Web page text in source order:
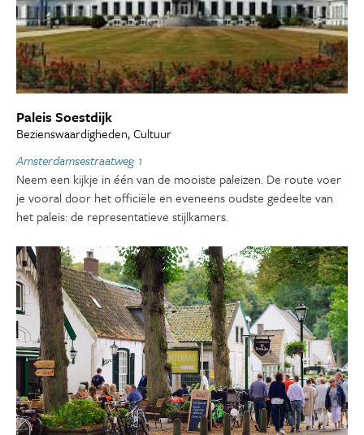
Paleis Soestdijk
Bezienswaardigheden, Cultuur
Amsterdamsestraatweg 1
Neem een kijkje in één van de mooiste paleizen. De route voer
je vooral door het officiële en eveneens oudste gedeelte van
het paleis: de representatieve stijlkamers.